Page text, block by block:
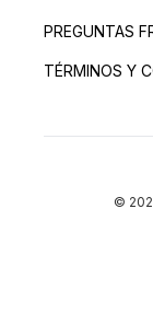
PREGUNTAS
TÉRMINOS Y
©